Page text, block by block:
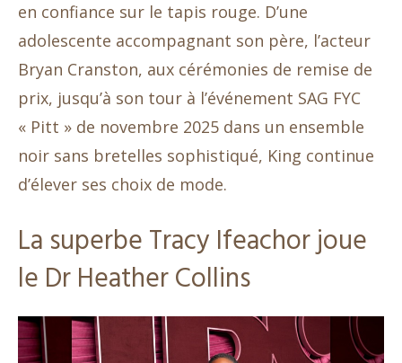
en confiance sur le tapis rouge. D’une
adolescente accompagnant son père, l’acteur
Bryan Cranston, aux cérémonies de remise de
prix, jusqu’à son tour à l’événement SAG FYC
« Pitt » de novembre 2025 dans un ensemble
noir sans bretelles sophistiqué, King continue
d’élever ses choix de mode.
La superbe Tracy Ifeachor joue
le Dr Heather Collins